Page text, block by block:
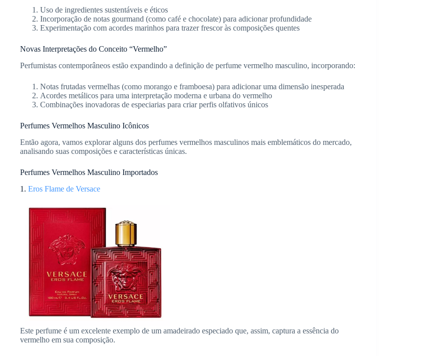
Uso de ingredientes sustentáveis e éticos
Incorporação de notas gourmand (como café e chocolate) para adicionar profundidade
Experimentação com acordes marinhos para trazer frescor às composições quentes
Novas Interpretações do Conceito “Vermelho”
Perfumistas contemporâneos estão expandindo a definição de perfume vermelho masculino, incorporando:
Notas frutadas vermelhas (como morango e framboesa) para adicionar uma dimensão inesperada
Acordes metálicos para uma interpretação moderna e urbana do vermelho
Combinações inovadoras de especiarias para criar perfis olfativos únicos
Perfumes Vermelhos Masculino Icônicos
Então agora, vamos explorar alguns dos perfumes vermelhos masculinos mais emblemáticos do mercado,
analisando suas composições e características únicas.
Perfumes Vermelhos Masculino Importados
1. Eros Flame de Versace
Este perfume é um excelente exemplo de um amadeirado especiado que, assim, captura a essência do
vermelho em sua composição.